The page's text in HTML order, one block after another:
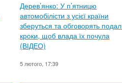
Дерев’янко: У п’ятницю
автомобілісти з усієї країни
зберуться та обговорять
кроки, щоб влада їх почула
(ВІДЕО)
5 лютого, 17:39